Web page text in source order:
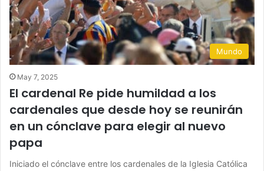
Mundo
May 7, 2025
El cardenal Re pide humildad a los
cardenales que desde hoy se reunirán
en un cónclave para elegir al nuevo
papa
Iniciado el cónclave entre los cardenales de la Iglesia Católica